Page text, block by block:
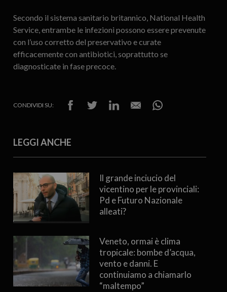
Secondo il sistema sanitario britannico, National Health
Service, entrambe le infezioni possono essere prevenute
con l’uso corretto del preservativo e curate
efficacemente con antibiotici, soprattutto se
diagnosticate in fase precoce.
CONDIVIDI SU:
LEGGI ANCHE
Il grande inciucio del
vicentino per le provinciali:
Pd e Futuro Nazionale
alleati?
Veneto, ormai è clima
tropicale: bombe d’acqua,
vento e danni. E
continuiamo a chiamarlo
“maltempo”